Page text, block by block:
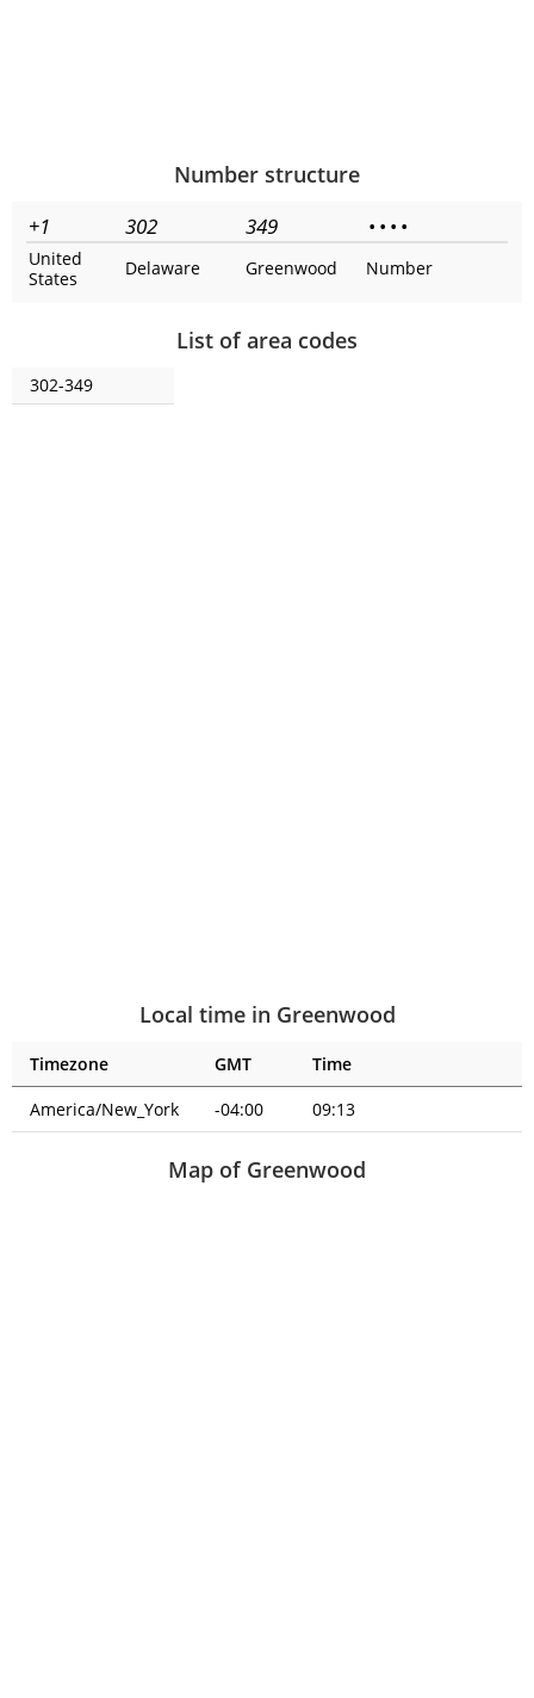
Number structure
+1 302 349 • • • •
United
States
Delaware Greenwood Number
List of area codes
302-349
Local time in Greenwood
Timezone GMT
Time
America/New_York
-04:00 09:13
Map of Greenwood